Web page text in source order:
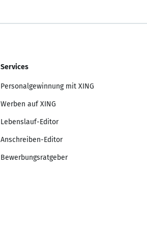
Services
Personalgewinnung mit XING
Werben auf XING
Lebenslauf-Editor
Anschreiben-Editor
Bewerbungsratgeber